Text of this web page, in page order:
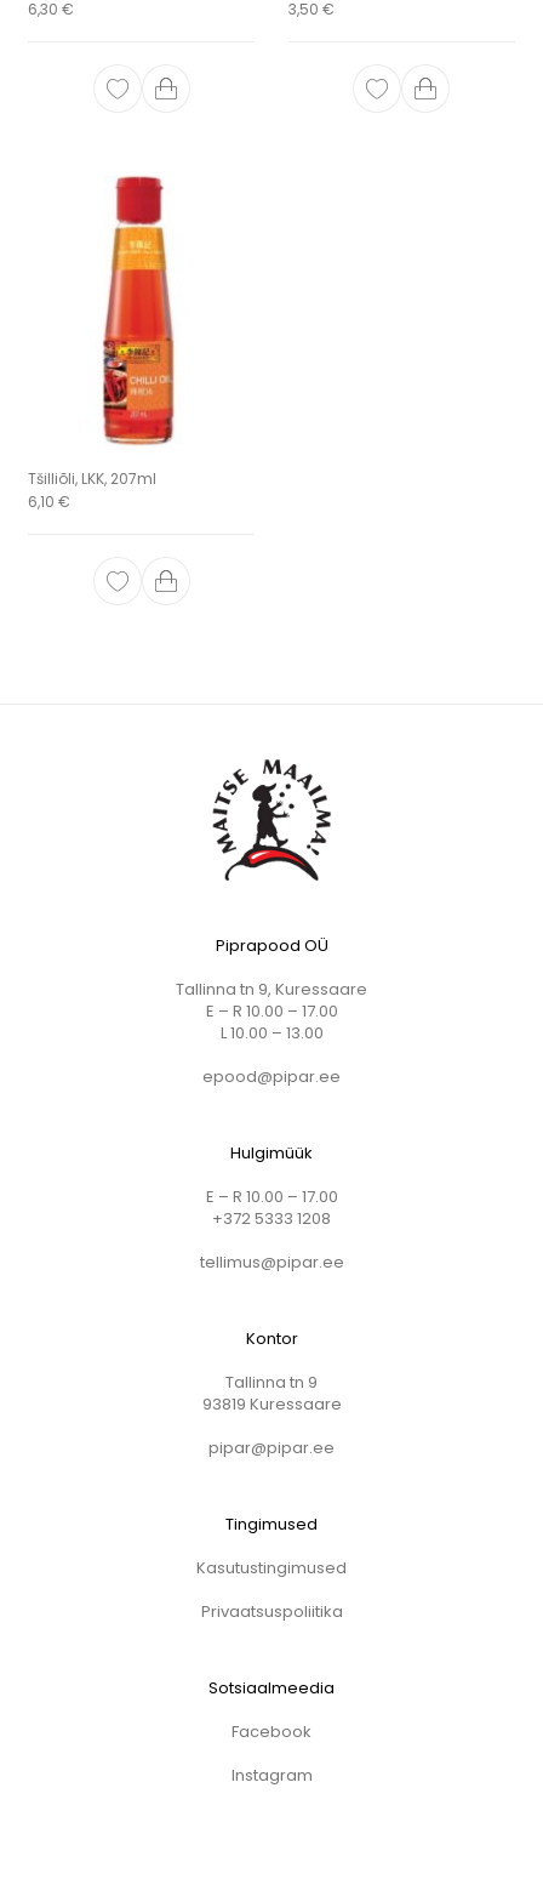
6,30 €
3,50 €
Tšilliõli, LKK, 207ml
6,10 €
Piprapood OÜ
Tallinna tn 9, Kuressaare
E – R 10.00 – 17.00
L 10.00 – 13.00
epood@pipar.ee
Hulgimüük
E – R 10.00 – 17.00
+372 5333 1208
tellimus@pipar.ee
Kontor
Tallinna tn 9
93819 Kuressaare
pipar@pipar.ee
Tingimused
Kasutustingimused
Privaatsuspoliitika
Sotsiaalmeedia
Facebook
Instagram